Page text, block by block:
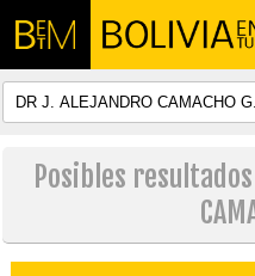
Posibles resultados